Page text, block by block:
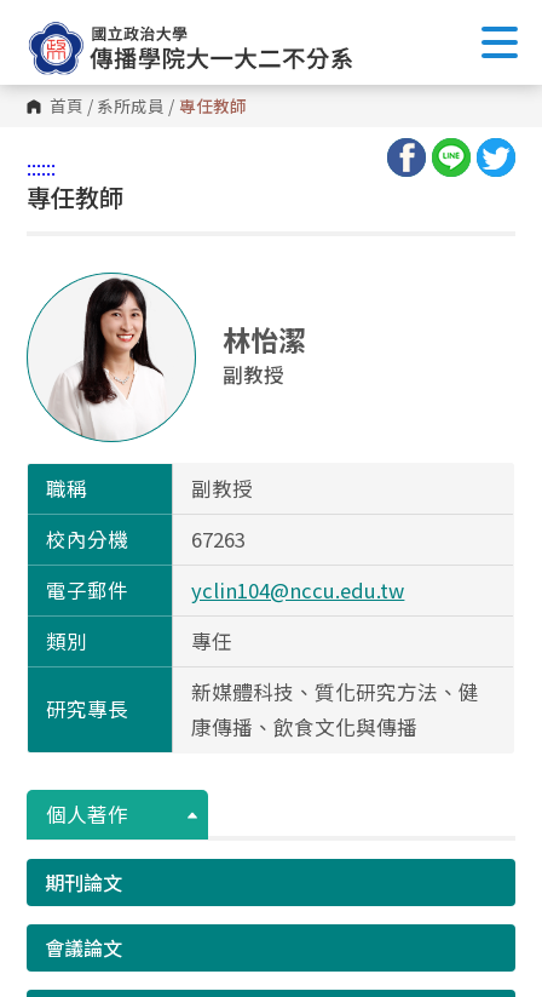
首頁 / 系所成員 / 專任教師
::::::
專任教師
林怡潔
副教授
職稱
副教授
校內分機
67263
電子郵件
yclin104@nccu.edu.tw
類別
專任
研究專長
新媒體科技、質化研究方法、健
康傳播、飲食文化與傳播
個人著作
期刊論文
會議論文